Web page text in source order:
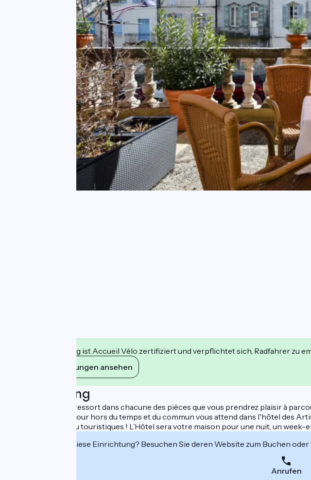
Diese Einrichtung ist Accueil Vélo zertifiziert und verpflichtet sich, Radfahrer zu
Ihre Verpflichtungen ansehen
Beschreibung
L’âme de la bâtisse ressort dans chacune des pièces que vous prendrez plaisir à
expérience ! Un séjour hors du temps et du commun vous attend dans l'hôtel des
professionnelles ou touristiques ! L’Hôtel sera votre maison pour une nuit, un week-
Interessiert Sie diese Einrichtung? Besuchen Sie deren Website zum Buchen
Anrufen